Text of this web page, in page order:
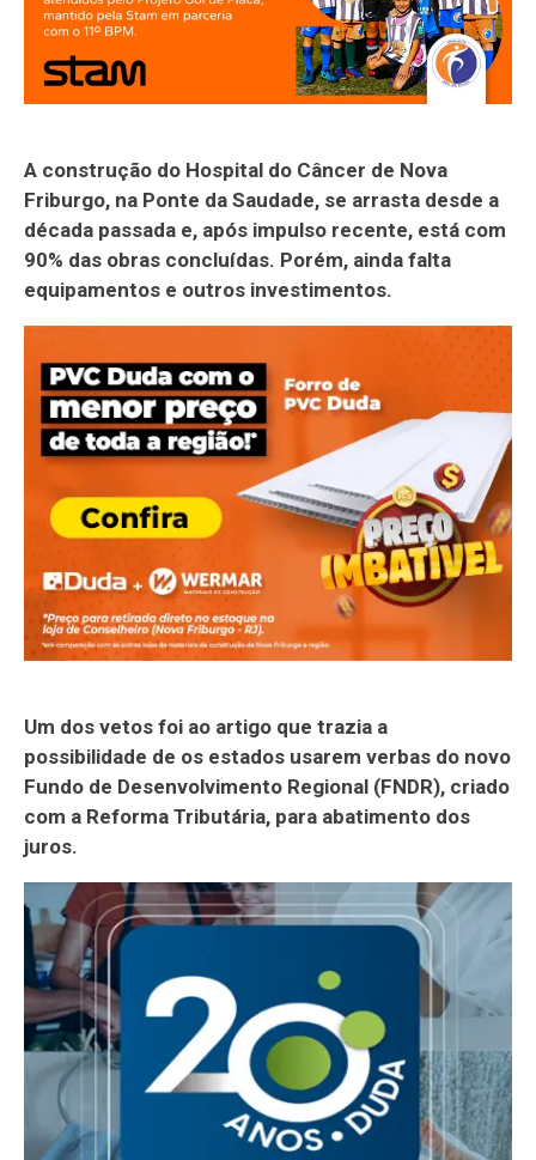
A construção do Hospital do Câncer de Nova
Friburgo, na Ponte da Saudade, se arrasta desde a
década passada e, após impulso recente, está com
90% das obras concluídas. Porém, ainda falta
equipamentos e outros investimentos.
Um dos vetos foi ao artigo que trazia a
possibilidade de os estados usarem verbas do novo
Fundo de Desenvolvimento Regional (FNDR), criado
com a Reforma Tributária, para abatimento dos
juros.